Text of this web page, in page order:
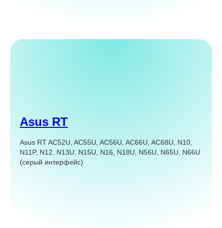
Asus RT
Asus RT AC52U, AC55U, AC56U, AC66U, AC68U, N10,
N11P, N12, N13U, N15U, N16, N18U, N56U, N65U, N66U
(серый интерфейс)